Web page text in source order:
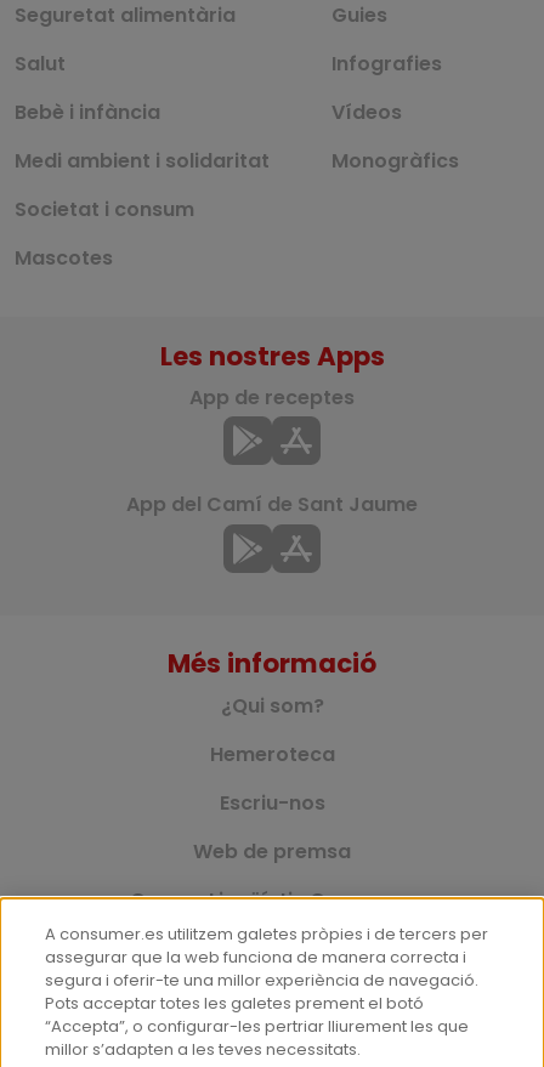
Seguretat alimentària
Salut
Bebè i infància
Medi ambient i solidaritat
Societat i consum
Mascotes
Guies
Infografies
Vídeos
Monogràfics
Més informació
¿Qui som?
Hemeroteca
Escriu-nos
Web de premsa
Corpus Lingüístic Consumer
Les nostres Apps
App de receptes
App del Camí de Sant Jaume
© Fundació EROSKI
Avís legalPolítica de protecció de dades
A consumer.es utilitzem galetes pròpies i de tercers per
assegurar que la web funciona de manera correcta i
segura i oferir-te una millor experiència de navegació.
Pots acceptar totes les galetes prement el botó
“Accepta”, o configurar-les pertriar lliurement les que
millor s’adapten a les teves necessitats.